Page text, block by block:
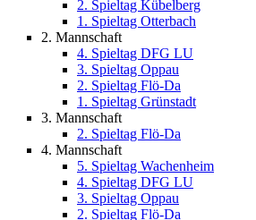
2. Spieltag Kübelberg
1. Spieltag Otterbach
2. Mannschaft
4. Spieltag DFG LU
3. Spieltag Oppau
2. Spieltag Flö-Da
1. Spieltag Grünstadt
3. Mannschaft
2. Spieltag Flö-Da
4. Mannschaft
5. Spieltag Wachenheim
4. Spieltag DFG LU
3. Spieltag Oppau
2. Spieltag Flö-Da